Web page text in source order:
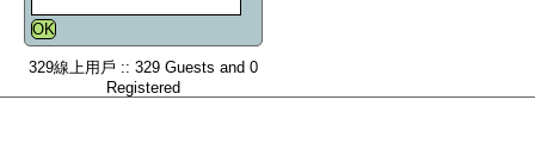
329線上用戶 :: 329 Guests and 0
Registered